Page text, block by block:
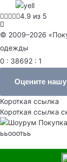
4.9 из 5
© 2009–2026
одежды
0 : 38692 : 1
Оцените нашу
Короткая ссылка
Короткая ссылка
ььооотьь